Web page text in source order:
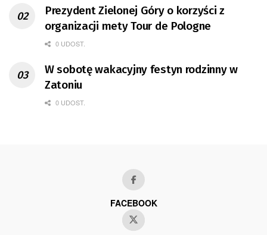
Prezydent Zielonej Góry o korzyści z
organizacji mety Tour de Pologne
0 UDOST.
W sobotę wakacyjny festyn rodzinny w
Zatoniu
0 UDOST.
FACEBOOK